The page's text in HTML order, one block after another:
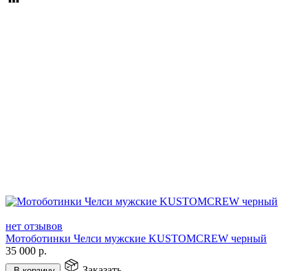
нет отзывов
Мотоботинки Челси мужские KUSTOMCREW черный
35 000 р.